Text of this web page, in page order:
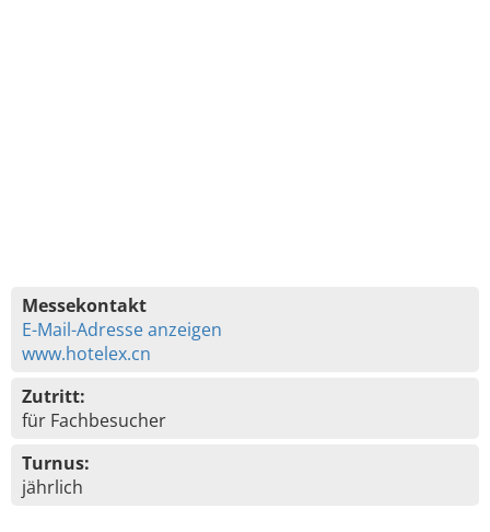
Messekontakt
E-Mail-Adresse anzeigen
www.hotelex.cn
Zutritt:
für Fachbesucher
Turnus:
jährlich